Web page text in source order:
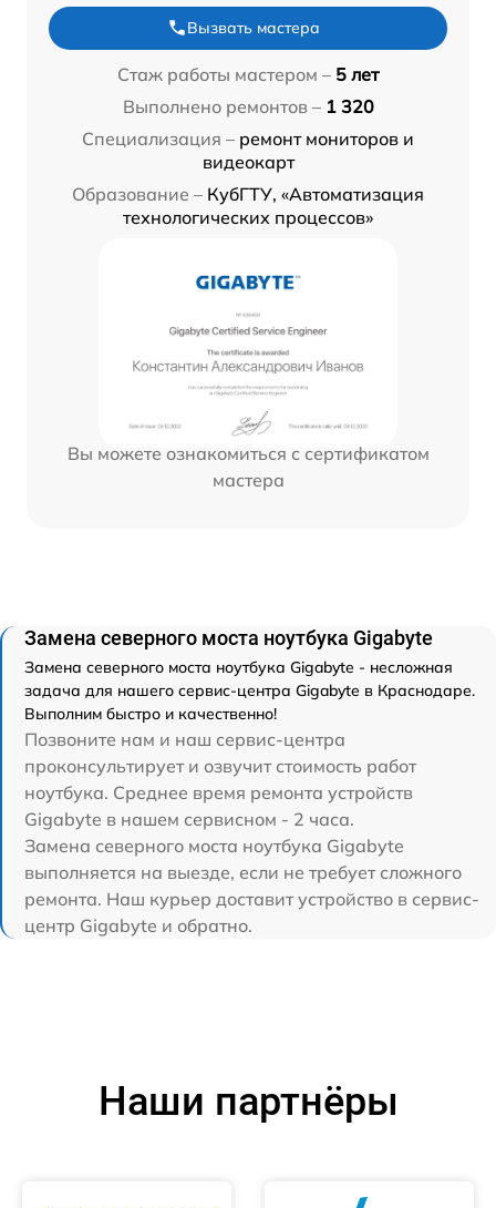
Вызвать мастера
Стаж работы мастером – 5 лет
Выполнено ремонтов – 1 320
Специализация – ремонт мониторов и
видеокарт
Образование – КубГТУ, «Автоматизация
технологических процессов»
Вы можете ознакомиться с сертификатом
мастера
Замена северного моста ноутбука Gigabyte
Замена северного моста ноутбука Gigabyte - несложная
задача для нашего сервис-центра Gigabyte в Краснодаре.
Выполним быстро и качественно!
Позвоните нам и наш сервис-центра
проконсультирует и озвучит стоимость работ
ноутбука. Среднее время ремонта устройств
Gigabyte в нашем сервисном - 2 часа.
Замена северного моста ноутбука Gigabyte
выполняется на выезде, если не требует сложного
ремонта. Наш курьер доставит устройство в сервис-
центр Gigabyte и обратно.
Наши партнёры